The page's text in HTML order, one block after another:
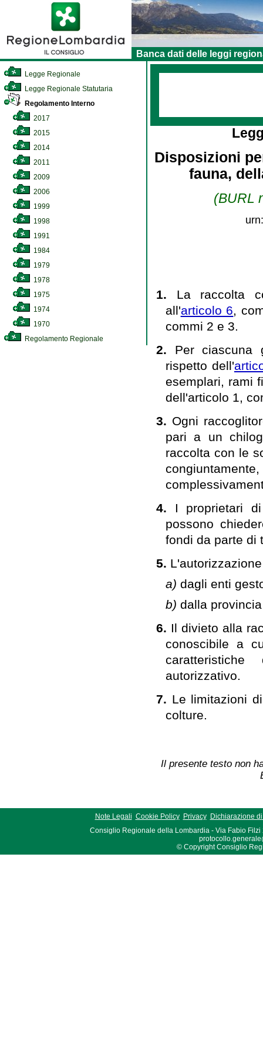
Banca dati delle leggi
Legge Regionale
Legge Regionale Statutaria
Regolamento Interno
2017
2015
2014
2011
2009
2006
1999
1998
1991
1984
1979
1978
1975
1974
1970
Regolamento Regionale
Disposizioni
fauna,
(BURL
1. La raccolta
all'articolo 6,
commi 2 e 3.
2. Per ciascuna
rispetto dell'
esemplari, rami
dell'articolo 1,
3. Ogni
pari a un
raccolta con le
4.
I proprietari
possono
fondi da parte di
5.
a) dagli enti
b) dalla
6. Il divieto alla
conoscibile a
autorizzativo.
7. Le limitazioni
colture.
Il presente testo non
Note Legali Cookie Policy Privacy
Dichiarazione
Consiglio Regionale della Lombardia - Via Fabio Filzi
© Copyright Consiglio